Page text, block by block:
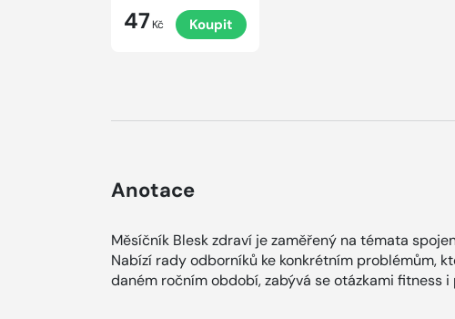
47 Kč Koupit
Anotace
Měsíčník Blesk zdraví je zaměřený na témata
Nabízí rady odborníků ke konkrétním problémům,
daném ročním období, zabývá se otázkami fitness i